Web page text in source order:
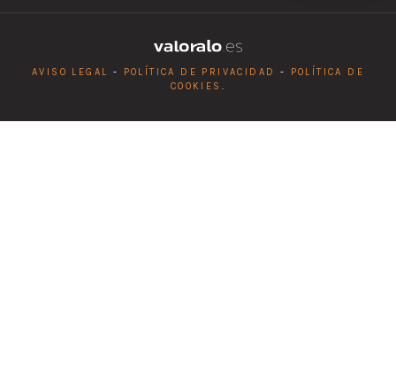
AVISO LEGAL - POLÍTICA DE PRIVACIDAD -
POLÍTICA DE
COOKIES .